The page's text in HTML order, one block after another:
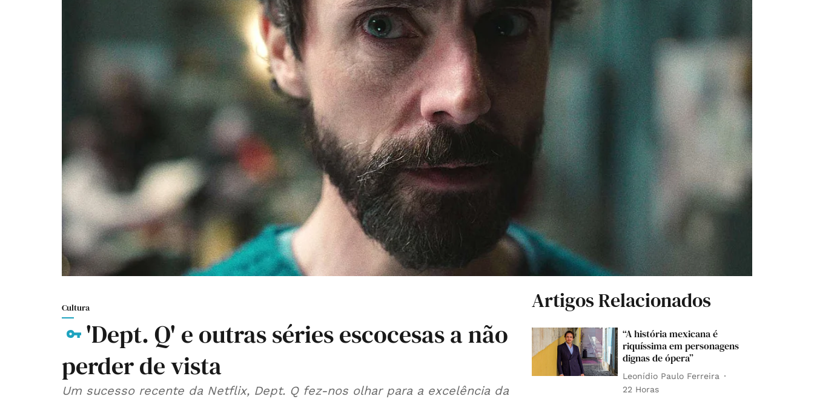
Cultura
'Dept. Q' e outras séries escocesas a não
perder de vista
Um sucesso recente da Netflix, Dept. Q fez-nos olhar para a excelência da
Artigos Relacionados
“A história mexicana é
riquíssima em personagens
dignas de ópera”
Leonídio Paulo Ferreira
22 Horas